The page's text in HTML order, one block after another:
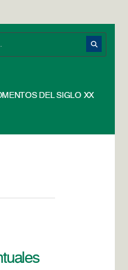
DEL SIGLO XX